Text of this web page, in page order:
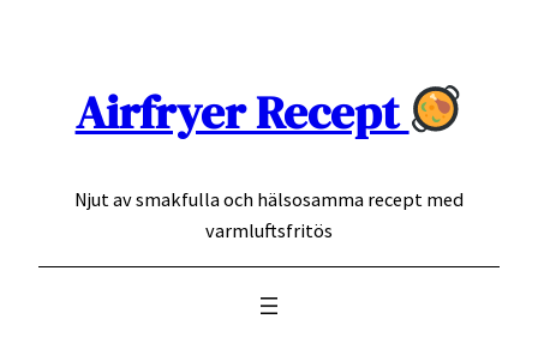
Airfryer Recept
Njut av smakfulla och hälsosamma recept med
varmluftsfritös